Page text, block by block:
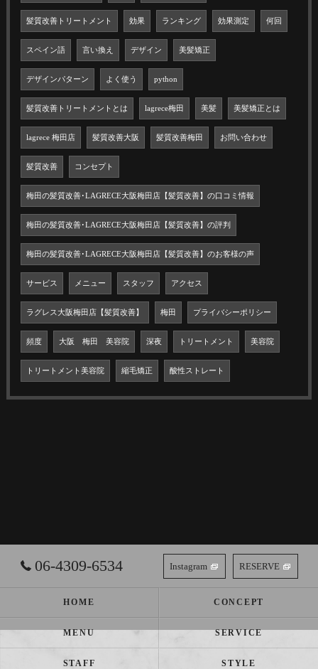
髪質改善トリートメント 効果 ランキング 効果測定 何回
スペイン語 言い換え デザイン 美髪矯正
デザインパターン よく使う python
髪質改善トリートメントとは lagrece梅田 美髪 美髪矯正とは
lagrece 梅田店 髪質改善大阪 髪質改善梅田 お問い合わせ
髪質改善 コンセプト
梅田の髪質改善･LAGRECE大阪梅田店【髪質改善】の口コミ情報
梅田の髪質改善･LAGRECE大阪梅田店【髪質改善】の評判
梅田の髪質改善･LAGRECE大阪梅田店【髪質改善】のお客様の声
サービス メニュー スタッフ アクセス
ラグレス大阪梅田店【髪質改善】 梅田 プライバシーポリシー
頻度 大阪 梅田 美容院 深夜 トリートメント 美容院
トリートメント美容院 縮毛矯正 酸性ストレート
06-4309-6534 Instagram RESERVE
HOME CONCEPT
MENU SERVICE
STAFF STYLE